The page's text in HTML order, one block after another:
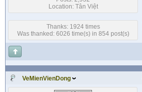
Location: Tân Việt
Thanks: 1924 times
Was thanked: 6026 time(s) in 854 post(s)
VeMienVienDong